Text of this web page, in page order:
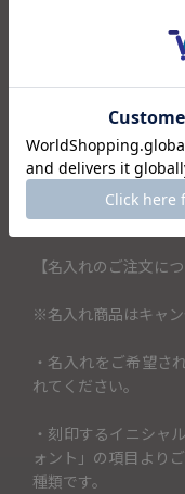
結婚式の引出物や結
＜セット内容＞
・タンブラー×1
【名入れのご注文につ
※名入れ商品はキャン
・名入れをご希望さ
れてください。
・刻印するイニシャ
ォント」の項目より
種類です。